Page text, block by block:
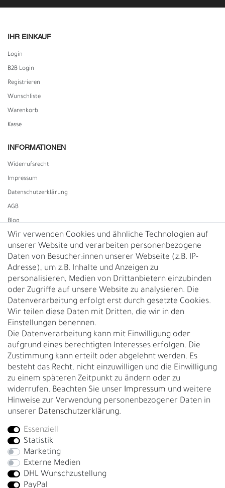
IHR EINKAUF
Login
B2B Login
Registrieren
Wunschliste
Warenkorb
Kasse
INFORMATIONEN
Widerrufs­recht
Impressum
Daten­schutz­erklärung
AGB
Blog
Vertrag widerrufen
UNTERNEHMEN
Nachhaltigkeit
Kontakt
Über uns
Rückgabe
Gürtelgröße messen
Garantie
GESCHÄFTSKUNDEN & HÄNDLER
B2B Geschäftskunden
Bei Fragen wenden Sie sich direkt an unser Service-Team.
+4917663727338
Montag - Freitag, 09:00 - 14:00
info@fronhofer.com
Wir verwenden Cookies und ähnliche Technologien auf
unserer Website und verarbeiten personenbezogene
Daten von Besucher:innen unserer Webseite (z.B. IP-
Adresse), um z.B. Inhalte und Anzeigen zu
personalisieren, Medien von Drittanbietern einzubinden
oder Zugriffe auf unsere Website zu analysieren. Die
Datenverarbeitung erfolgt erst durch gesetzte Cookies.
Wir teilen diese Daten mit Dritten, die wir in den
Einstellungen benennen.
Die Datenverarbeitung kann mit Einwilligung oder
aufgrund eines berechtigten Interesses erfolgen. Die
Zustimmung kann erteilt oder abgelehnt werden. Es
besteht das Recht, nicht einzuwilligen und die Einwilligung
zu einem späteren Zeitpunkt zu ändern oder zu
widerrufen. Beachten Sie unser Impressum und weitere
Hinweise zur Verwendung personenbezogener Daten in
unserer Daten­schutz­erklärung.
Essenziell
Statistik
Marketing
Externe Medien
DHL Wunschzustellung
PayPal